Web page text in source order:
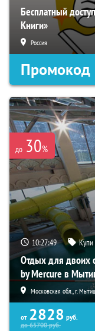
Бесплатный
Книги»
Россия
Промокод
до 30%
10:27:48
Отдых для двоих
by Mercure в
Московская обл., г.
от 2828 руб.
до65700руб.